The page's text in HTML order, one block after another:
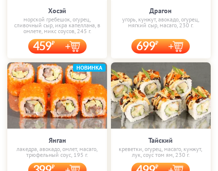
Хосэй
морской гребешок, огурец,
сливочный сыр, икра капеллана, в
омлете, микс соусов, 245 г.
459
Драгон
угорь, кунжут, авокадо, огурец,
мягкий сыр, масаго, 230 г.
699
Янган
лакедра, авокадо, омлет, масаго,
трюфельный соус, 195 г.
НОВИНКА
Тайский
креветки, огурец, масаго, кунжут,
лук, соус том ям, 230 г.